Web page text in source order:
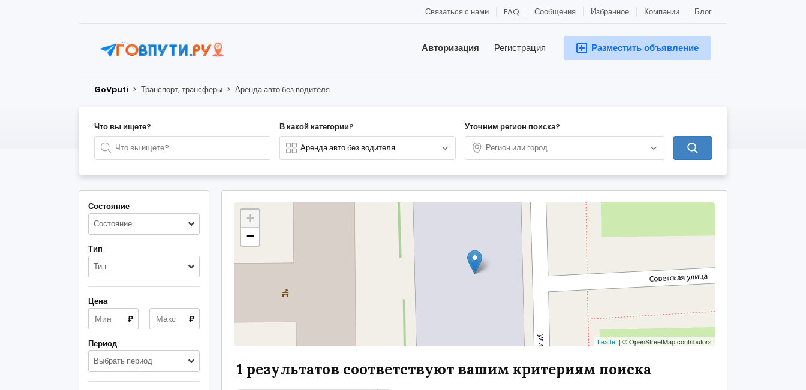
Блог
Компании
Избранное
Сообщения
FAQ
Связаться с нами
Разместить объявление
Регистрация
Авторизация
GoVputi > Транспорт, трансферы > Аренда авто без водителя
Что вы ищете? В какой категории? Уточним регион поиска?
Состояние
Состояние
Тип
Тип
Цена
₽ ₽
Период
Выбрать период
+
−
Leaflet| © OpenStreetMap contributors
1 результатов соответствуют вашим критериям поиска